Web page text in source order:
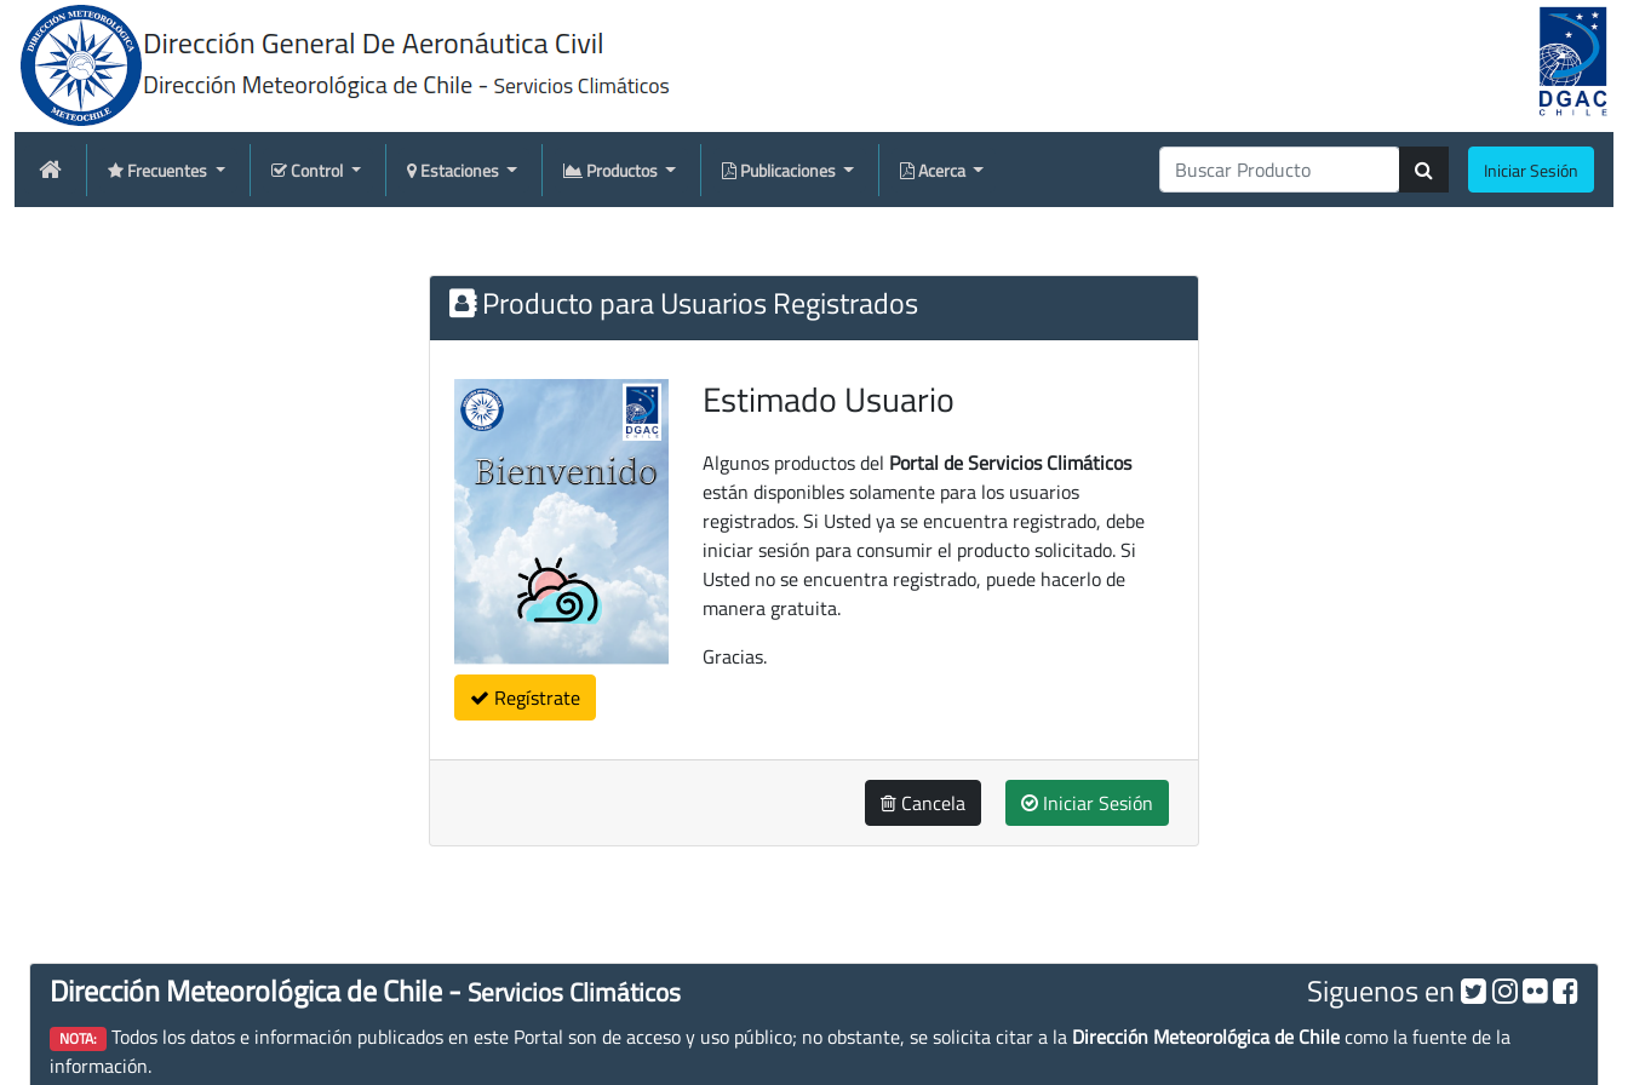
Frecuentes Control Estaciones Productos Publicaciones Acerca Iniciar Sesión
Producto para Usuarios Registrados
Regístrate
Estimado Usuario
Algunos productos del Portal de Servicios Climáticos
están disponibles solamente para los usuarios
registrados. Si Usted ya se encuentra registrado, debe
iniciar sesión para consumir el producto solicitado. Si
Usted no se encuentra registrado, puede hacerlo de
manera gratuita.
Gracias.
Cancela Iniciar Sesión
Dirección Meteorológica de Chile - Servicios Climáticos Siguenos en
NOTA: Todos los datos e información publicados en este Portal son de acceso y uso público; no obstante, se solicita citar a la Dirección Meteorológica de Chilecomo la fuente de la
información.